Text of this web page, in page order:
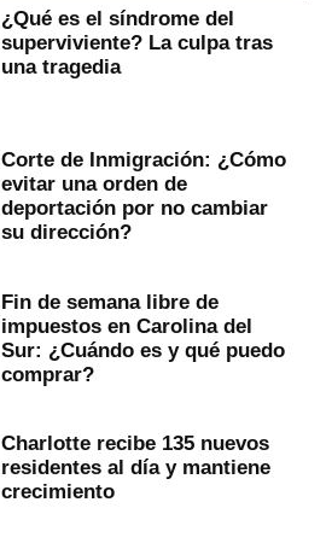
¿Qué es el síndrome del
superviviente? La culpa tras
una tragedia
Corte de Inmigración: ¿Cómo
evitar una orden de
deportación por no cambiar
su dirección?
Fin de semana libre de
impuestos en Carolina del
Sur: ¿Cuándo es y qué puedo
comprar?
Charlotte recibe 135 nuevos
residentes al día y mantiene
crecimiento